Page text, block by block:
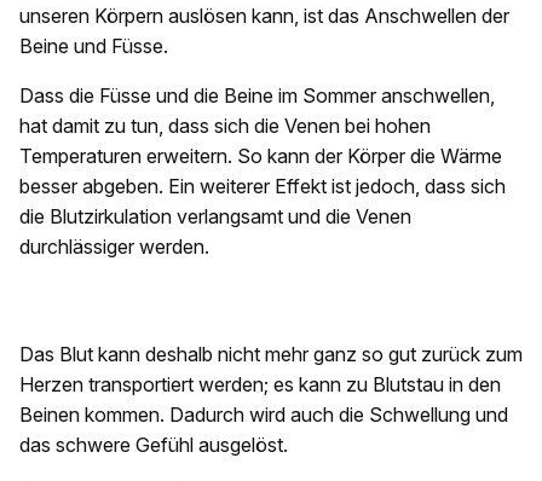
unseren Körpern auslösen kann, ist das Anschwellen der
Beine und Füsse.
Dass die Füsse und die Beine im Sommer anschwellen,
hat damit zu tun, dass sich die Venen bei hohen
Temperaturen erweitern. So kann der Körper die Wärme
besser abgeben. Ein weiterer Effekt ist jedoch, dass sich
die Blutzirkulation verlangsamt und die Venen
durchlässiger werden.
Das Blut kann deshalb nicht mehr ganz so gut zurück zum
Herzen transportiert werden; es kann zu Blutstau in den
Beinen kommen. Dadurch wird auch die Schwellung und
das schwere Gefühl ausgelöst.